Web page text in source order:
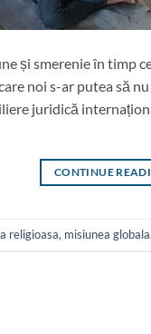
și smerenie în timp
noi s-ar putea să
juridică
CONTINUE
religioasa, misiunea globala,